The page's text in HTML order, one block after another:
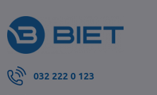
032 222 0 123